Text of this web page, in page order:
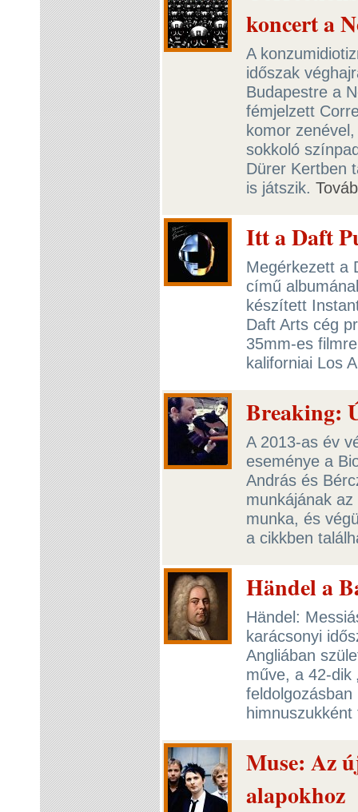
koncert a
A
időszak
Budapestre a
fémjelzett
komor
sokkoló
Dürer Kertben
is játszik.
Itt a Daft
Megérkezett a
című
készített
Daft Arts cég
35mm-es
kaliforniai Los
Breaking:
A 2013-as év
eseménye a
András és
munkájának
munka, és
a cikkben
Händel a
Händel:
karácsonyi
Angliában
műve, a 42-dik
Muse: Az
alapokhoz